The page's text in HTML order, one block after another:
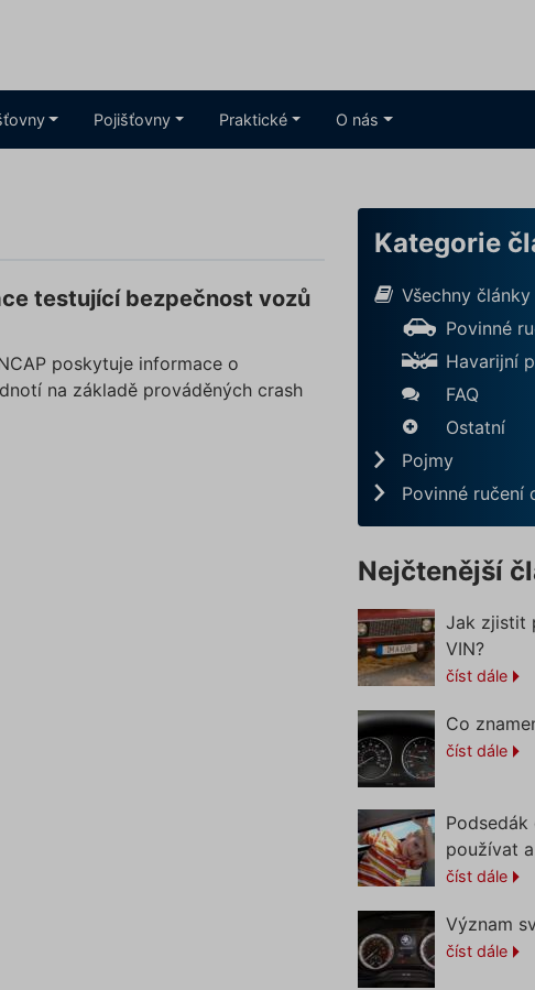
Pojišťovny Praktické O nás
testující bezpečnost vozů
poskytuje informace o
na základě prováděných crash
Kategorie
Všechny články
Povinné
Havarijní
FAQ
Ostatní
Pojmy
Povinné ručení
Nejčtenější
Jak zjistit
VIN?
číst dále
Co
číst dále
používat
číst dále
Význam
číst dále